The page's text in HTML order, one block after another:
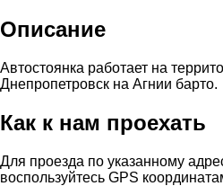
Описание
Автостоянка работает на
Днепропетровск на Агнии барто.
Как к нам проехать
Для проезда по указанному
воспользуйтесь GPS